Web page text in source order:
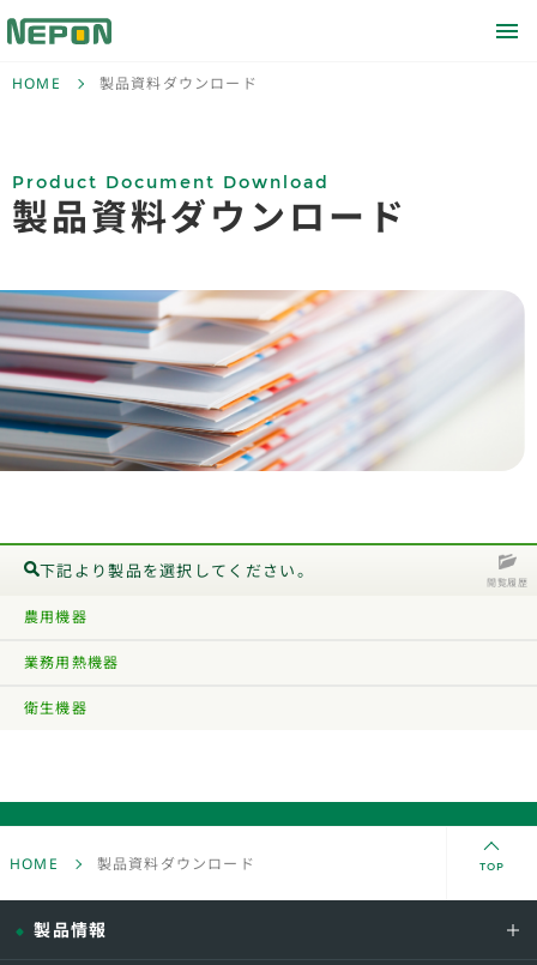
HOME 製品資料ダウンロード
Product Document Download
製品資料ダウンロード
下記より製品を選択してください。
閲覧履歴
農用機器
衛生機器
業務用熱機器
HOME 製品資料ダウンロード TOP
製品情報